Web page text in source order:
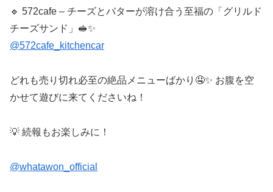
🔹 572cafe – チーズとバターが溶け合う至福の「グリルド
チーズサンド」🥪✨
@572cafe_kitchencar
どれも売り切れ必至の絶品メニューばかり🤤✨ お腹を空
かせて遊びに来てくださいね！
💡 続報もお楽しみに！
@whatawon_official